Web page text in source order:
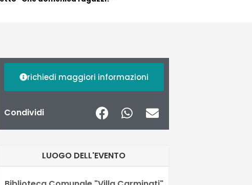
richiedi maggiori informazioni
Condividi
LUOGO DELL'EVENTO